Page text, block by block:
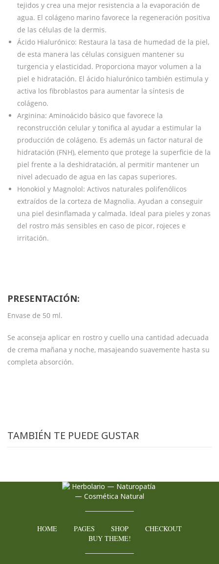
tejidos y crea una mejor resistencia a la evaporación de
agua. El colágeno marino favorece la regeneración positiva
de las células de la dermis.
Ácido Hialurónico: Restaura la tasa de humedad de la piel,
de esta manera las células consiguen mantener su
turgencia y elasticidad. Proporciona mayor volumen a la
piel e hidratación. El ácido hialurónico también estimula y
activa los fibroblastos para aumentar la síntesis de
colágeno.
Arginina: Aminoácido básico que favorece la
reconstrucción celular y tonifica al ayudar a estimular la
producción de colágeno. Es además un factor natural de
hidratación (FNH), elemento que protege la superficie de la
piel frente a la deshidratación, al permitir mantener un
nivel adecuado de agua en las capas superiores.
Honokiol y Magnolol: Activos naturales polifenólicos
extraídos de la corteza de Magnolia. Ayudan a conseguir
una piel desinflamada y calmada. Ideal para pieles y zonas
del rostro más sensibles en caso de picor, rojeces e
irritación.
PRESENTACIÓN:
Envase de 50 ml.
Se aconseja aplicar en rostro y cuello una cantidad adecuada
de crema mañana y noche, masajeando suavemente hasta su
completa absorción.
TAMBIÉN TE PUEDE GUSTAR
HOME PAGES SHOP
CHECKOUT
BUY THEME!